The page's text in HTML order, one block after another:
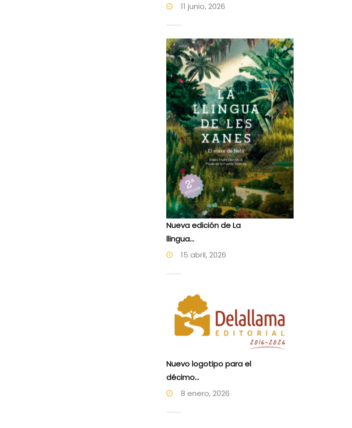
11 junio, 2026
Nueva edición de La
llingua...
15 abril, 2026
Nuevo logotipo para el
décimo...
8 enero, 2026